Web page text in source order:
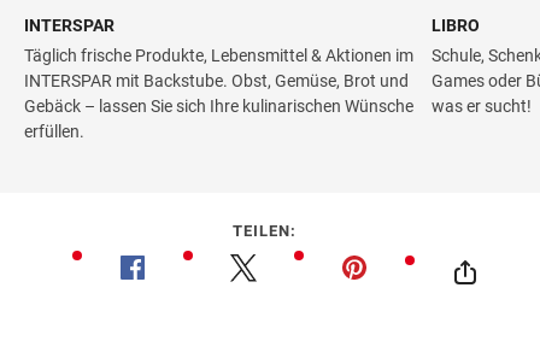
INTERSPAR
Täglich frische Produkte, Lebensmittel & Aktionen im
INTERSPAR mit Backstube. Obst, Gemüse, Brot und
Gebäck – lassen Sie sich Ihre kulinarischen Wünsche
erfüllen.
LIBRO
Schule,
Games oder
was er sucht!
TEILEN: